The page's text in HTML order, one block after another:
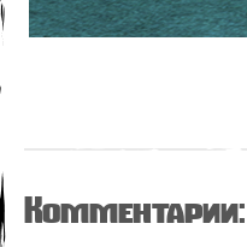
Комментарии: